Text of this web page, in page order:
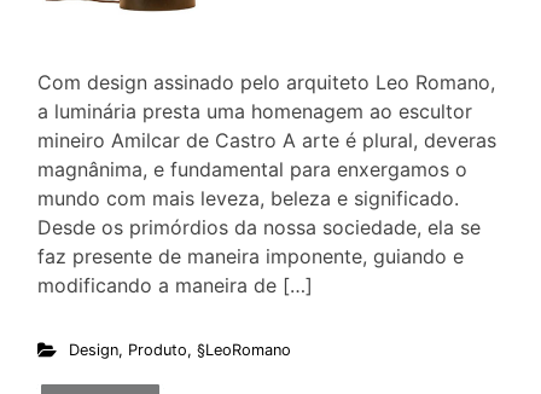
Com design assinado pelo arquiteto Leo Romano,
a luminária presta uma homenagem ao escultor
mineiro Amilcar de Castro A arte é plural, deveras
magnânima, e fundamental para enxergamos o
mundo com mais leveza, beleza e significado.
Desde os primórdios da nossa sociedade, ela se
faz presente de maneira imponente, guiando e
modificando a maneira de […]
Design, Produto, §LeoRomano